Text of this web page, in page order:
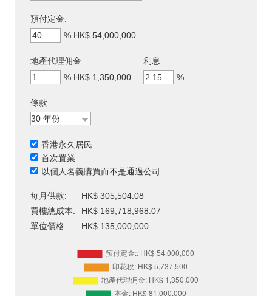
預付定金:
% HK$ 54,000,000
地產代理佣金
% HK$ 1,350,000
利息
%
條款
香港永久居民
首次置業
以個人名義購買而不是通過公司
每月供款:
HK$ 305,504.08
買樓總成本:
HK$ 169,718,968.07
單位價格:
HK$ 135,000,000